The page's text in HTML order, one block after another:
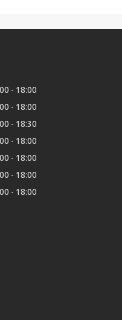
18:00
18:00
18:30
18:00
18:00
18:00
18:00